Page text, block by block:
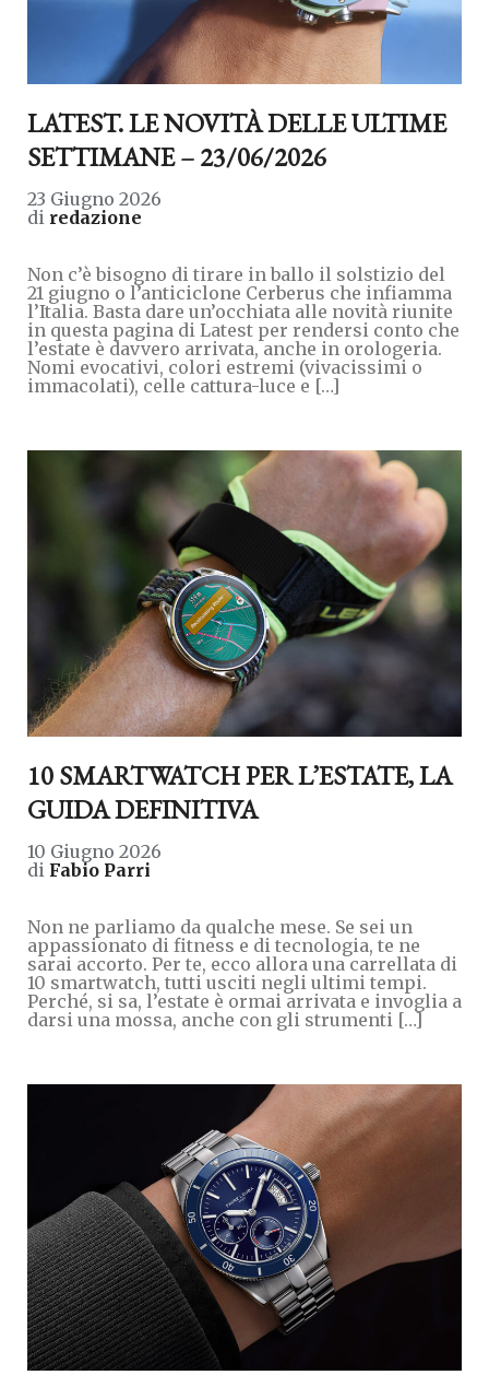
LATEST. LE NOVITÀ DELLE ULTIME
SETTIMANE – 23/06/2026
23 Giugno 2026
di redazione
Non c’è bisogno di tirare in ballo il solstizio del
21 giugno o l’anticiclone Cerberus che infiamma
l’Italia. Basta dare un’occhiata alle novità riunite
in questa pagina di Latest per rendersi conto che
l’estate è davvero arrivata, anche in orologeria.
Nomi evocativi, colori estremi (vivacissimi o
immacolati), celle cattura-luce e […]
10 SMARTWATCH PER L’ESTATE, LA
GUIDA DEFINITIVA
10 Giugno 2026
di Fabio Parri
Non ne parliamo da qualche mese. Se sei un
appassionato di fitness e di tecnologia, te ne
sarai accorto. Per te, ecco allora una carrellata di
10 smartwatch, tutti usciti negli ultimi tempi.
Perché, si sa, l’estate è ormai arrivata e invoglia a
darsi una mossa, anche con gli strumenti […]